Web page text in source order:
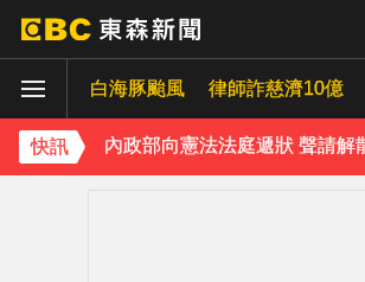
白海豚颱風 律師詐慈濟10億
快訊
下載東森App，隨時掌握天下
內政部向憲法法庭遞狀 聲請解